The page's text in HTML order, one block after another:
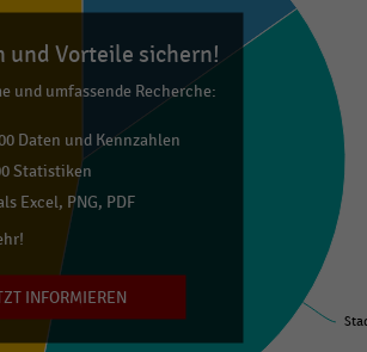
und Vorteile sichern!
und umfassende Recherche:
Daten und Kennzahlen
Statistiken
Excel, PNG, PDF
INFORMIEREN